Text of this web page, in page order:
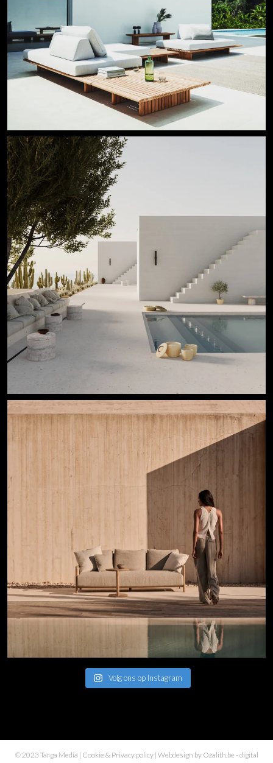
Volg ons op Instagram
© 2023 Targa Media | Cookie & Privacy policy| Webdesign by Ozalith.be - digital